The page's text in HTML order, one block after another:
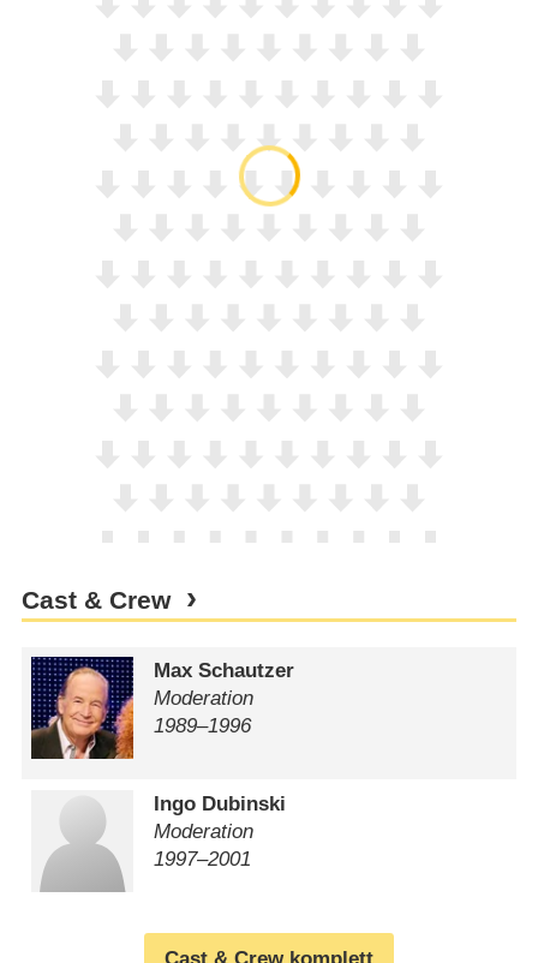
Cast & Crew
Max Schautzer
Moderation
1989⁠–⁠1996
Ingo Dubinski
Moderation
1997⁠–⁠2001
Cast & Crew komplett